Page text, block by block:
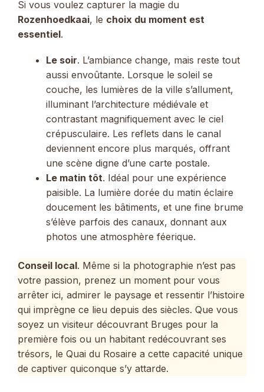
Si vous voulez capturer la magie du
Rozenhoedkaai, le choix du moment est
essentiel.
Le soir. L’ambiance change, mais reste tout
aussi envoûtante. Lorsque le soleil se
couche, les lumières de la ville s’allument,
illuminant l’architecture médiévale et
contrastant magnifiquement avec le ciel
crépusculaire. Les reflets dans le canal
deviennent encore plus marqués, offrant
une scène digne d’une carte postale.
Le matin tôt. Idéal pour une expérience
paisible. La lumière dorée du matin éclaire
doucement les bâtiments, et une fine brume
s’élève parfois des canaux, donnant aux
photos une atmosphère féerique.
Conseil local. Même si la photographie n’est pas
votre passion, prenez un moment pour vous
arrêter ici, admirer le paysage et ressentir l’histoire
qui imprègne ce lieu depuis des siècles. Que vous
soyez un visiteur découvrant Bruges pour la
première fois ou un habitant redécouvrant ses
trésors, le Quai du Rosaire a cette capacité unique
de captiver quiconque s’y attarde.